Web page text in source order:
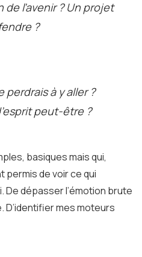
l’avenir ? Un projet
?
perdrais à y aller ?
peut-être ?
basiques mais qui,
permis de voir ce qui
De dépasser l’émotion brute
mes moteurs